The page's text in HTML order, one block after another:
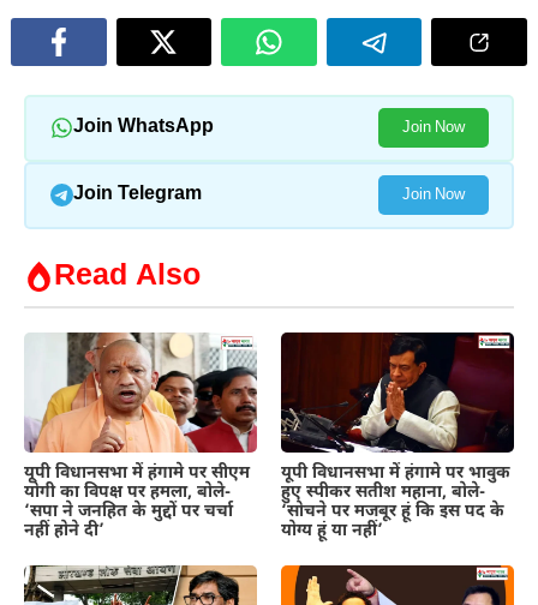
Join WhatsApp Join Now
Join Telegram Join Now
Read Also
यूपी विधानसभा में हंगामे पर सीएम
योगी का विपक्ष पर हमला, बोले-
‘सपा ने जनहित के मुद्दों पर चर्चा
नहीं होने दी’
यूपी विधानसभा में हंगामे पर भावुक
हुए स्पीकर सतीश महाना, बोले-
‘सोचने पर मजबूर हूं कि इस पद के
योग्य हूं या नहीं’